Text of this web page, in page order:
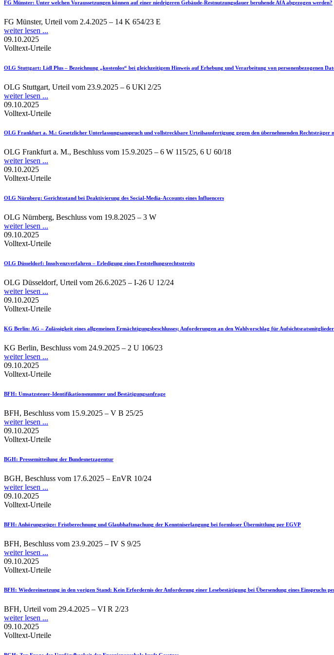
FG Münster: Unter welchen Voraussetzungen können auf einer niedrigeren Gebäude-Restnutzungsdauer beruhende AfA abgezogen werden?
FG Münster, Urteil vom 2.4.2025 – 14 K 654/23 E
weiter lesen ...
09.10.2025
Volltext-Urteile
OLG Stuttgart: Lidl Plus – Bezeichnung „kostenlos“ bei gleichzeitigem Hinweis auf Erhebung und Verarbeitung von personenbezogenen
OLG Stuttgart, Urteil vom 23.9.2025 – 6 UKl 2/25
weiter lesen ...
09.10.2025
Volltext-Urteile
OLG Frankfurt a. M.: Gesetzlicher Unterlassungsanspruch und vollstreckbare Urteilsausfertigung gegen den übernehmenden Rechtsträger
OLG Frankfurt a. M., Beschluss vom 15.9.2025 – 6 W 115/25, 6 U 60/18
weiter lesen ...
09.10.2025
Volltext-Urteile
OLG Nürnberg: Gerichtsstand bei Deaktivierung des Social-Media-Accounts eines Influencers
OLG Nürnberg, Beschluss vom 19.8.2025 – 3 W
weiter lesen ...
09.10.2025
Volltext-Urteile
OLG Düsseldorf: Insolvenzverfahren – Erledigung eines Feststellungsrechtsstreits
OLG Düsseldorf, Urteil vom 26.6.2025 – I-26 U 12/24
weiter lesen ...
09.10.2025
Volltext-Urteile
KG Berlin: AG – Zulässigkeit eines allgemeinen Ermächtigungsbeschlusses; Anforderungen an den Wahlvorschlag für Aufsichtsratsmitglieder
KG Berlin, Beschluss vom 24.9.2025 – 2 U 106/23
weiter lesen ...
09.10.2025
Volltext-Urteile
BFH: Umsatzsteuer-Identifikationsnummer und Bestätigungsanfrage
BFH, Beschluss vom 15.9.2025 – V B 25/25
weiter lesen ...
09.10.2025
Volltext-Urteile
BGH: Pressemitteilung der Bundesnetzagentur
BGH, Beschluss vom 17.6.2025 – EnVR 10/24
weiter lesen ...
09.10.2025
Volltext-Urteile
BFH: Anhörungsrüge: Fristberechnung und Glaubhaftmachung der Kenntniserlangung bei formloser Übermittlung per EGVP
BFH, Beschluss vom 23.9.2025 – IV S 9/25
weiter lesen ...
09.10.2025
Volltext-Urteile
BFH: Wiedereinsetzung in den vorigen Stand: Kein Erfordernis der Anforderung einer Lesebestätigung bei Übersendung eines Einspruchs
BFH, Urteil vom 29.4.2025 – VI R 2/23
weiter lesen ...
09.10.2025
Volltext-Urteile